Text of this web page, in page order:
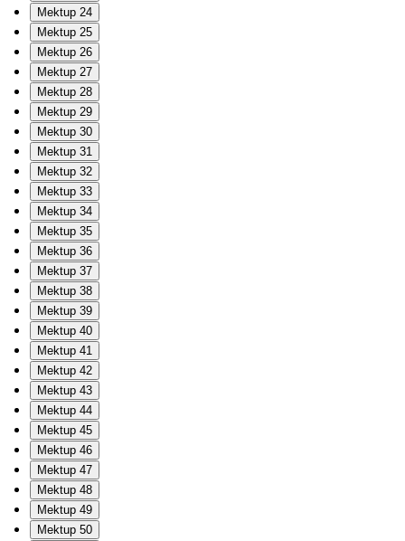
Mektup 24
Mektup 25
Mektup 26
Mektup 27
Mektup 28
Mektup 29
Mektup 30
Mektup 31
Mektup 32
Mektup 33
Mektup 34
Mektup 35
Mektup 36
Mektup 37
Mektup 38
Mektup 39
Mektup 40
Mektup 41
Mektup 42
Mektup 43
Mektup 44
Mektup 45
Mektup 46
Mektup 47
Mektup 48
Mektup 49
Mektup 50